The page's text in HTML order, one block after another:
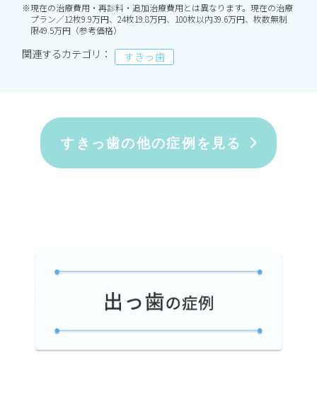
※現在の治療費用・再診料・追加治療費用とは異なります。現在の治療
プラン／12枚9.9万円、24枚19.8万円、100枚以内39.6万円、枚数無制
限49.5万円（参考価格）
関連するカテゴリ： すきっ歯
すきっ歯の他の症例を見る